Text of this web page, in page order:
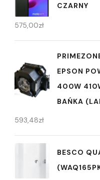
CZARNY
575,00zł
EPSON
400W
BAŃKA
593,48zł
BESCO